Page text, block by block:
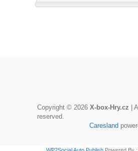
Copyright © 2026 X-box-Hry.cz
|
reserved.
Caresland